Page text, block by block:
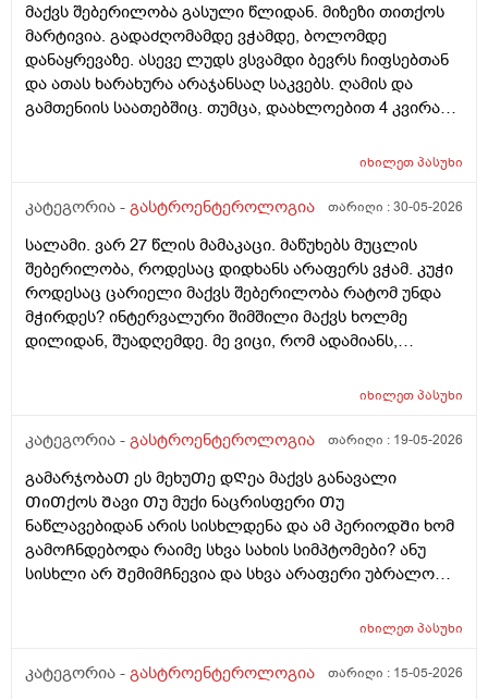
მაქვს შებერილობა გასული წლიდან. მიზეზი თითქოს
მარტივია. გადაძღომამდე ვჭამდე, ბოლომდე
დანაყრევაზე. ასევე ლუდს ვსვამდი ბევრს ჩიფსებთან
და ათას ხარახურა არაჯანსაღ საკვებს. ღამის და
გამთენიის საათებშიც. თუმცა, დაახლოებით 4 კვირაა
კალორიულ დეფიციტში ვარ და ყველაფერს ჯანსაღს
ისევ შებერილობა მაქვს, საშინელი სუნის მქონე გაზები
ვაკეთებ ხოლმე ხანდახან შუადღე-საღამომდე და
მუცელი ძალიან მებერება. ცარიელიც კი! მხოლოდ
წყალი მაქვს დალეული. ვერაფრით ვიგებ რით
ვუშველო. ნაჭამი ვარ - შებერილობა მაქვს, უჭმელი
ვარ - მაინც შსბერილობა მაქვს. ვითომ, ქ პორციაზე
ცვლა და მეტაბოლიზმიც დარღვეული მაქვს.
იხილეთპასუხი
კატეგორია - გასტროენტეროლოგია თარიღი :30-05-2026
სალამი. ვარ 27 წლის მამაკაცი. მაწუხებს მუცლის
შებერილობა, როდესაც დიდხანს არაფერს ვჭამ. კუჭი
როდესაც ცარიელი მაქვს შებერილობა რატომ უნდა
მჭირდეს? ინტერვალური შიმშილი მაქვს ხოლმე
დილიდან, შუადღემდე. მე ვიცი, რომ ადამიანს,
უენერგიოგა შეიძლება სჭირდეს, მაგრამ შებერილობა
არაქისის კარაქთან ერთად და ვითომ მაგისი ბრალია?
შებერილობა. მაგრამ, მაინც, მშიერზე ასე შებერილი
ვარ ხოლმე. რატომ?
იხილეთპასუხი
კატეგორია - გასტროენტეროლოგია თარიღი : 19-05-2026
გამარჯობაᲗ ეს მეხუᲗე დᲦეა მაქვს განავალი
ᲗიᲗქოს Შავი Თუ მუქი ნაცრისფერი Თუ
ნაწლავებიდან არის სისხლდენა და ამ პერიოდᲨი ხომ
გამოᲩნდებოდა რაიმე სხვა სახის სიმპტომები? ანუ
სისხლი არ ᲨემიმᲩნევია და სხვა არაფერი უბრალოდ
ᲨეიᲫლება იყოს ფერის ცვლილება ? იმიტორო ამ
განავალი და კუᲭᲨი გასვლიᲗ წვრილად გავდივარ და
იხილეთპასუხი
კატეგორია - გასტროენტეროლოგია თარიღი : 15-05-2026